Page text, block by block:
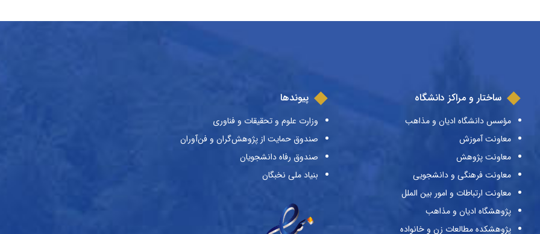
ساختار و مراکز دانشگاه
مؤسس دانشگاه ادیان و مذاهب
معاونت آموزش
معاونت پژوهش
معاونت فرهنگی و دانشجویی
معاونت ارتباطات و امور بین الملل
پژوهشگاه ادیان و مذاهب
پژوهشکده مطالعات زن و خانواده
پیوندها
وزارت علوم و تحقیقات و فناوری
صندوق حمایت از پژوهش‌گران و فن‌آوران
صندوق رفاه دانشجویان
بنیاد ملی نخبگان